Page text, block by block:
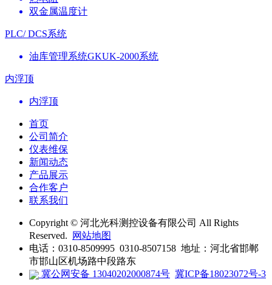
双金属温度计
PLC/ DCS系统
油库管理系统GKUK-2000系统
内浮顶
内浮顶
首页
公司简介
仪表维保
新闻动态
产品展示
合作客户
联系我们
Copyright © 河北光科测控设备有限公司 All Rights
Reserved.
网站地图
电话：0310-8509995 0310-8507158 地址：河北省邯郸
市邯山区机场路中段路东
冀公网安备 13040202000874号 冀ICP备18023072号-3